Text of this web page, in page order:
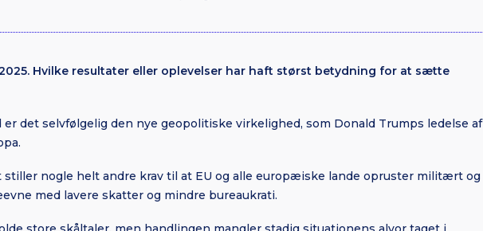
Hvilke resultater eller oplevelser har haft størst betydning for at sætte
er det selvfølgelig den nye geopolitiske virkelighed, som Donald Trumps ledelse af
stiller nogle helt andre krav til at EU og alle europæiske lande opruster militært og
med lavere skatter og mindre bureaukrati.